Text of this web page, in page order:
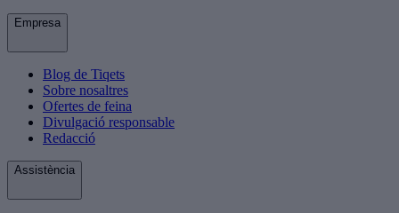
Empresa
Blog de Tiqets
Sobre nosaltres
Ofertes de feina
Divulgació responsable
Redacció
Assistència